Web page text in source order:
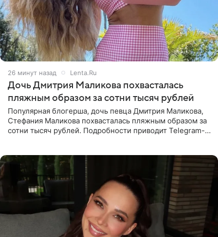
26 минут назад Lenta.Ru
Дочь Дмитрия Маликова похвасталась
пляжным образом за сотни тысяч рублей
Популярная блогерша, дочь певца Дмитрия Маликова,
Стефания Маликова похвасталась пляжным образом за
сотни тысяч рублей. Подробности приводит Telegram-